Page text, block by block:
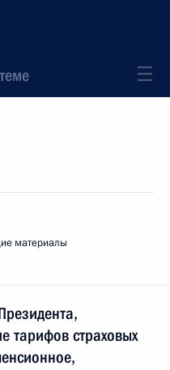
материалы
тарифов страховых